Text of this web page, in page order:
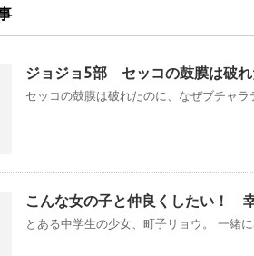
ジョジョ5部 セッコの鼓膜は破れ
セッコの鼓膜は破れたのに、なぜブチャ
こんな女の子と仲良くしたい！
とある中学生の少女、町子リョウ。 一緒